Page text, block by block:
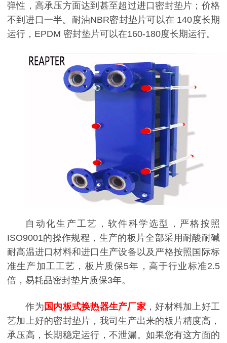
弹性，高承压方面达到甚至超过进口密封垫片；价格
不到进口一半。耐油NBR密封垫片可以在 140度长期
运行，EPDM 密封垫片可以在160-180度长期运行。
自动化生产工艺，软件科学选型，严格按照
ISO9001的操作规程，生产的板片全部采用耐酸耐碱
耐高温进口材料和进口生产设备以及严格按照国际标
准生产加工工艺，板片质保5年，高于行业标准2.5
倍，易耗品密封垫片质保3年。
作为 国内板式换热器生产厂家 ，好材料加上好工
艺加上好的密封垫片，我司生产出来的板片精度高，
承压高，长期稳定运行，不泄漏。如果您有这方面的